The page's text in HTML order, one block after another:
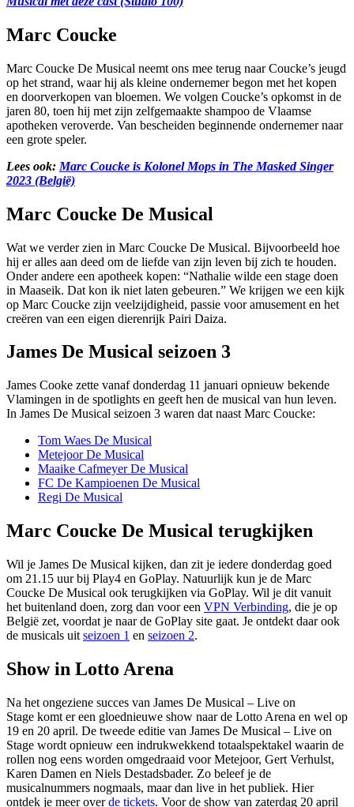
Marc Coucke
Marc Coucke De Musical neemt ons mee terug naar Coucke’s jeugd
op het strand, waar hij als kleine ondernemer begon met het kopen
en doorverkopen van bloemen. We volgen Coucke’s opkomst in de
jaren 80, toen hij met zijn zelfgemaakte shampoo de Vlaamse
apotheken veroverde. Van bescheiden beginnende ondernemer naar
een grote speler.
Lees ook: Marc Coucke is Kolonel Mops in The Masked Singer
2023 (België)
Marc Coucke De Musical
Wat we verder zien in Marc Coucke De Musical. Bijvoorbeeld hoe
hij er alles aan deed om de liefde van zijn leven bij zich te houden.
Onder andere een apotheek kopen: “Nathalie wilde een stage doen
in Maaseik. Dat kon ik niet laten gebeuren.” We krijgen we een kijk
op Marc Coucke zijn veelzijdigheid, passie voor amusement en het
creëren van een eigen dierenrijk Pairi Daiza. ​
James De Musical seizoen 3
James Cooke zette vanaf donderdag 11 januari opnieuw bekende
Vlamingen in de spotlights en geeft hen de musical van hun leven. ​
In James De Musical seizoen 3 waren dat naast Marc Coucke:
Tom Waes De Musical
Metejoor De Musical
Maaike Cafmeyer De Musical
FC De Kampioenen De Musical
Regi De Musical
Marc Coucke De Musical terugkijken
Wil je James De Musical kijken, dan zit je iedere donderdag goed
om 21.15 uur bij Play4 en GoPlay. Natuurlijk kun je de Marc
Coucke De Musical ook terugkijken via GoPlay. Wil je dit vanuit
het buitenland doen, zorg dan voor een VPN Verbinding, die je op
België zet, voordat je naar de GoPlay site gaat. Je ontdekt daar ook
de musicals uit seizoen 1 en seizoen 2.
Show in Lotto Arena
Na het ongeziene succes van James De Musical – Live on
Stage komt er een gloednieuwe show naar de Lotto Arena en wel op
19 en 20 april. De tweede editie van James De Musical – Live on
Stage wordt opnieuw een indrukwekkend totaalspektakel waarin de
rollen nog eens worden omgedraaid voor Metejoor, Gert Verhulst,
Karen Damen en Niels Destadsbader. Zo beleef je de
musicalnummers nogmaals, maar dan live in het publiek. Hier
ontdek je meer overde tickets. Voor de show van zaterdag 20 april